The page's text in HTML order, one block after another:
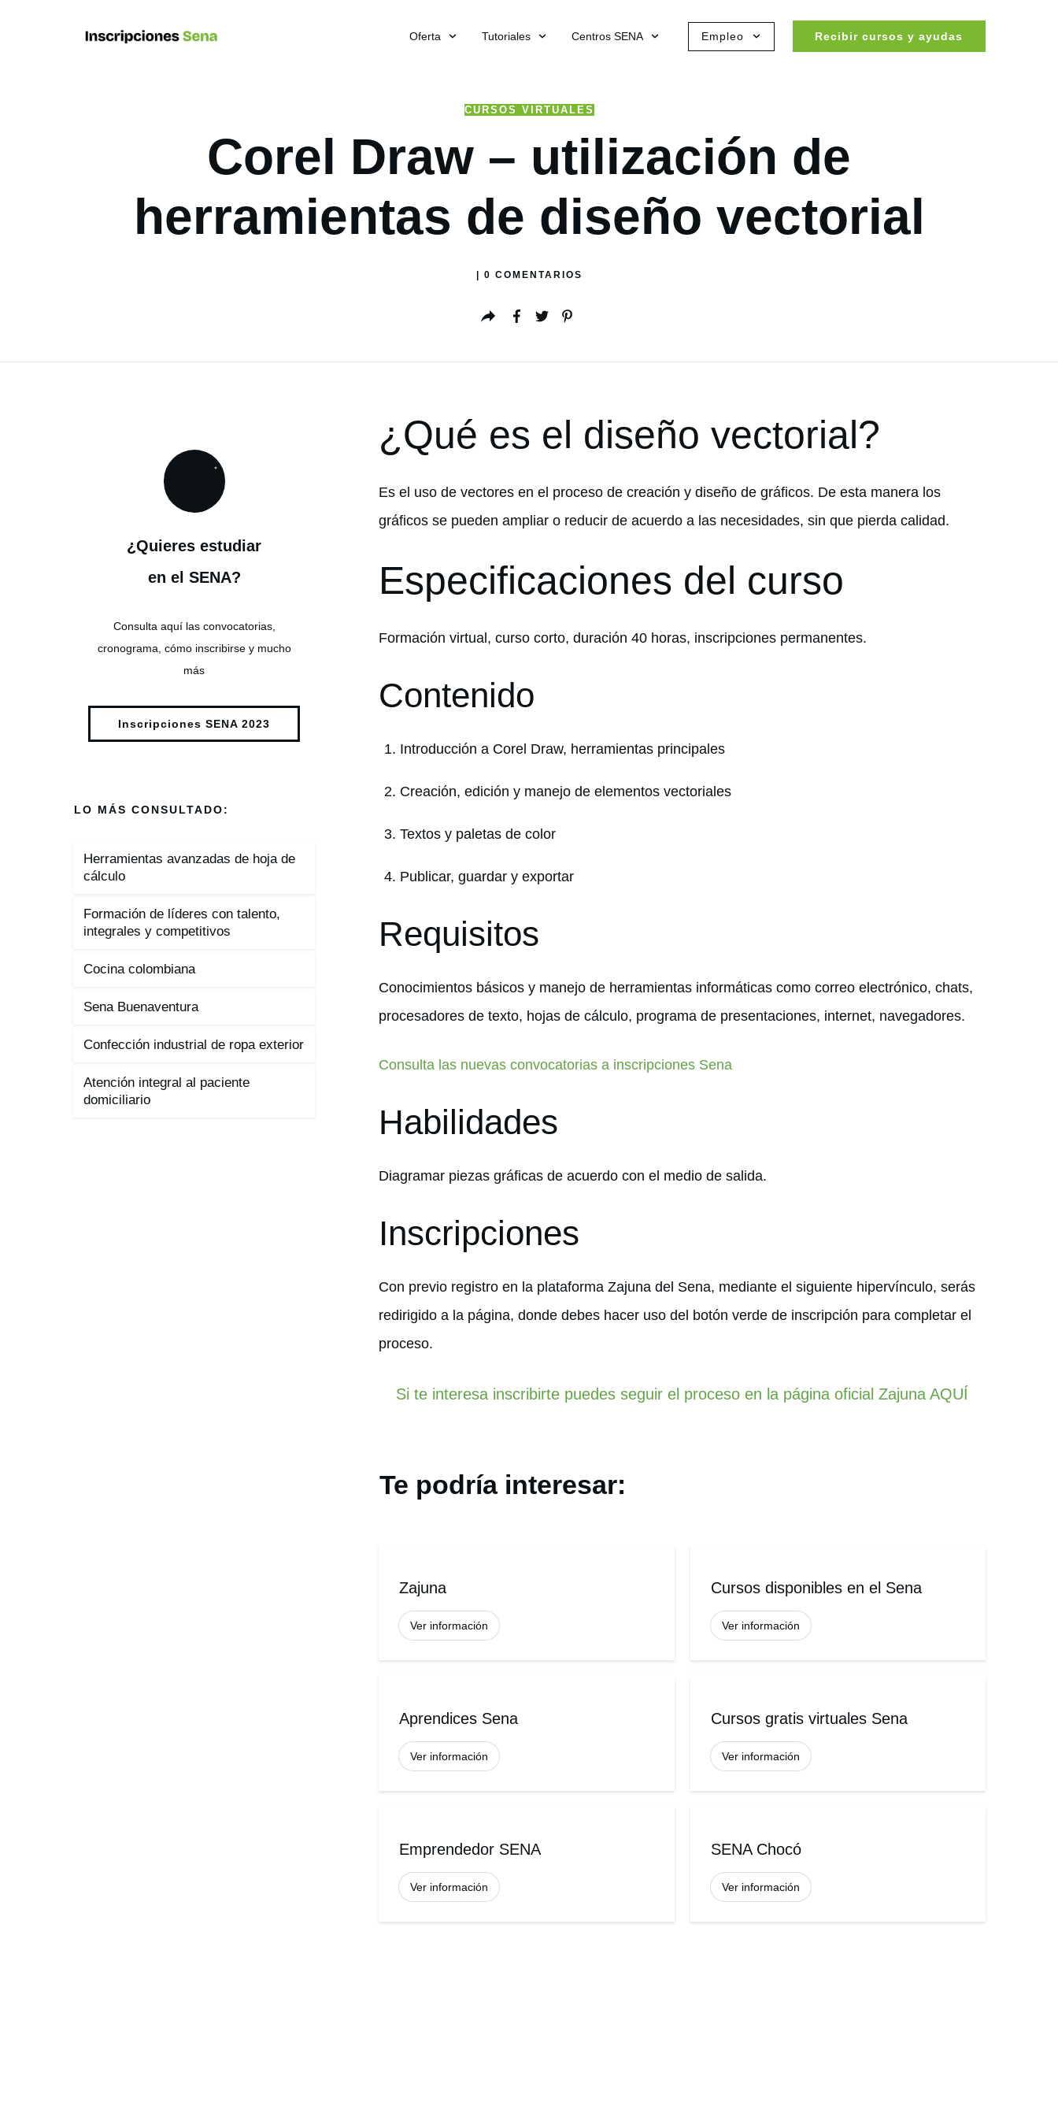
Oferta Tutoriales Centros SENA Empleo Recibir cursos y ayudas
CURSOS VIRTUALES
Corel Draw – utilización de
herramientas de diseño vectorial
0 COMENTARIOS
¿Qué es el diseño vectorial?
Es el uso de vectores en el proceso de creación y diseño de gráficos. De esta manera los
gráficos se pueden ampliar o reducir de acuerdo a las necesidades, sin que pierda calidad.
Especificaciones del curso
Formación virtual, curso corto, duración 40 horas, inscripciones permanentes.
Contenido
Introducción a Corel Draw, herramientas principales
Creación, edición y manejo de elementos vectoriales
Textos y paletas de color
Publicar, guardar y exportar
Requisitos
Conocimientos básicos y manejo de herramientas informáticas como correo electrónico, chats,
procesadores de texto, hojas de cálculo, programa de presentaciones, internet, navegadores.
Consulta las nuevas convocatorias a inscripciones Sena
Habilidades
Diagramar piezas gráficas de acuerdo con el medio de salida.
Inscripciones
Con previo registro en la plataforma Zajuna del Sena, mediante el siguiente hipervínculo, serás
redirigido a la página, donde debes hacer uso del botón verde de inscripción para completar el
proceso.
Si te interesa inscribirte puedes seguir el proceso en la página oficial Zajuna AQUÍ
Te podría interesar:
Zajuna
Ver información
Cursos disponibles en el Sena
Ver información
Aprendices Sena
Ver información
Cursos gratis virtuales Sena
Ver información
Emprendedor SENA
Ver información
SENA Chocó
Ver información
¿Quieres estudiar
en el SENA?
Consulta aquí las convocatorias,
cronograma, cómo inscribirse y mucho
más
Inscripciones SENA 2023
LO MÁS CONSULTADO:
Herramientas avanzadas de hoja de
cálculo
Formación de líderes con talento,
integrales y competitivos
Cocina colombiana
Sena Buenaventura
Confección industrial de ropa exterior
Atención integral al paciente
domiciliario